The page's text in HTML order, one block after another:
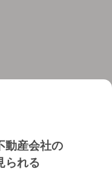
動産会社の
られる
利用規約